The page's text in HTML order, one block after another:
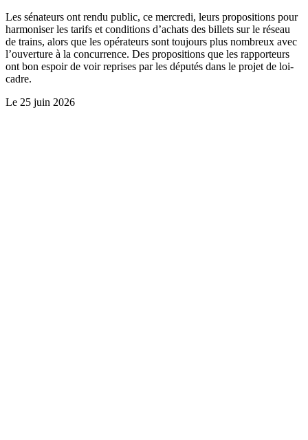
Les sénateurs ont rendu public, ce mercredi, leurs propositions pour
harmoniser les tarifs et conditions d’achats des billets sur le réseau
de trains, alors que les opérateurs sont toujours plus nombreux avec
l’ouverture à la concurrence. Des propositions que les rapporteurs
ont bon espoir de voir reprises par les députés dans le projet de loi-
cadre.
Le 25 juin 2026